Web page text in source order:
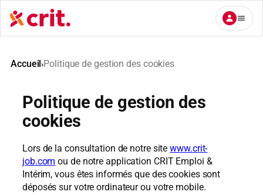
Aller
au
contenu
Accueil›Politique de gestion des cookies
Politique de gestion des
cookies
Lors de la consultation de notre sitewww.crit-
job.com ou de notre application CRIT Emploi &
Intérim, vous êtes informés que des cookies sont
déposés sur votre ordinateur ou votre mobile.